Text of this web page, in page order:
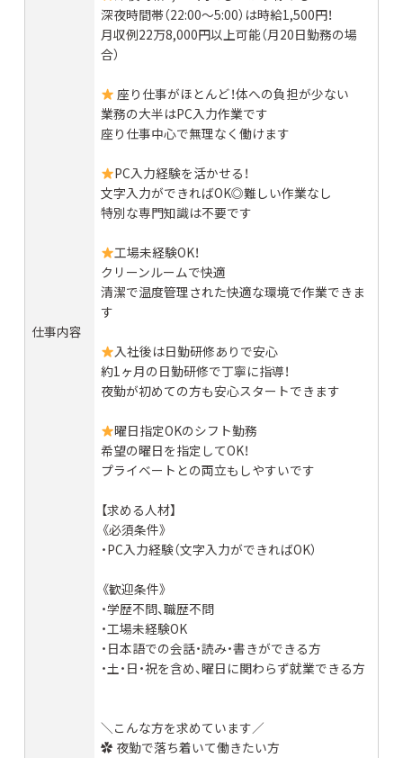
仕事内容
深夜時間帯（22:00～5:00）は時給1,500円！
月収例22万8,000円以上可能（月20日勤務の場
合）
座り仕事がほとんど！体への負担が少ない
業務の大半はPC入力作業です
座り仕事中心で無理なく働けます
PC入力経験を活かせる！
文字入力ができればOK◎難しい作業なし
特別な専門知識は不要です
工場未経験OK！
クリーンルームで快適
清潔で温度管理された快適な環境で作業できま
す
入社後は日勤研修ありで安心
約1ヶ月の日勤研修で丁寧に指導！
夜勤が初めての方も安心スタートできます
曜日指定OKのシフト勤務
希望の曜日を指定してOK！
プライベートとの両立もしやすいです
【求める人材】
《必須条件》
・PC入力経験（文字入力ができればOK）
《歓迎条件》
・学歴不問、職歴不問
・工場未経験OK
・日本語での会話・読み・書きができる方
・土・日・祝を含め、曜日に関わらず就業できる方
＼こんな方を求めています／
✿ 夜勤で落ち着いて働きたい方